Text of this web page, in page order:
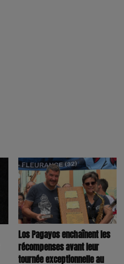
Los Pagayos enchaînent les
récompenses avant leur
tournée exceptionnelle au